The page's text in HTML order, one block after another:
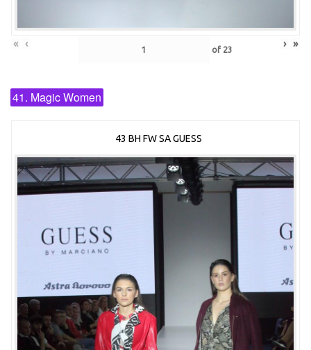
« ‹ of 23 › »
41. Magic Women
43 BH FW SA GUESS